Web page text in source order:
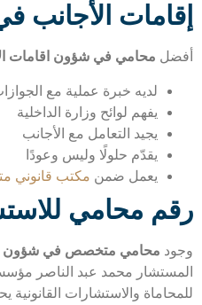
الأجانب
محامي في شؤون اقامات
لديه خبرة عملية مع الجوازات
يفهم لوائح وزارة الداخلية
يجيد التعامل مع الأجانب
يقدّم حلولًا وليس وعودًا
يعمل ضمنمكتب قانوني
محامي
محامي متخصص في شؤون
محمد عبد الناصر مؤسس
والاستشارات القانونية